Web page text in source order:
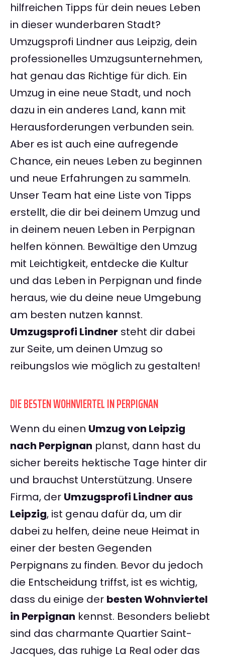
hilfreichen Tipps für dein neues Leben
in dieser wunderbaren Stadt?
Umzugsprofi Lindner aus Leipzig, dein
professionelles Umzugsunternehmen,
hat genau das Richtige für dich. Ein
Umzug in eine neue Stadt, und noch
dazu in ein anderes Land, kann mit
Herausforderungen verbunden sein.
Aber es ist auch eine aufregende
Chance, ein neues Leben zu beginnen
und neue Erfahrungen zu sammeln.
Unser Team hat eine Liste von Tipps
erstellt, die dir bei deinem Umzug und
in deinem neuen Leben in Perpignan
helfen können. Bewältige den Umzug
mit Leichtigkeit, entdecke die Kultur
und das Leben in Perpignan und finde
heraus, wie du deine neue Umgebung
am besten nutzen kannst.
Umzugsprofi Lindner steht dir dabei
zur Seite, um deinen Umzug so
reibungslos wie möglich zu gestalten!
DIE BESTEN WOHNVIERTEL IN PERPIGNAN
Wenn du einen Umzug von Leipzig
nach Perpignan planst, dann hast du
sicher bereits hektische Tage hinter dir
und brauchst Unterstützung. Unsere
Firma, der Umzugsprofi Lindner aus
Leipzig, ist genau dafür da, um dir
dabei zu helfen, deine neue Heimat in
einer der besten Gegenden
Perpignans zu finden. Bevor du jedoch
die Entscheidung triffst, ist es wichtig,
dass du einige der besten Wohnviertel
in Perpignan kennst. Besonders beliebt
sind das charmante Quartier Saint-
Jacques, das ruhige La Real oder das